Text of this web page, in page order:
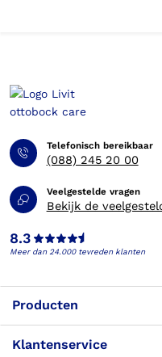
Telefonisch bereikbaar
(088) 245 20 00
Veelgestelde vragen
Bekijk de
8.3
Meer dan 24.000 tevreden klanten
Producten
Klantenservice